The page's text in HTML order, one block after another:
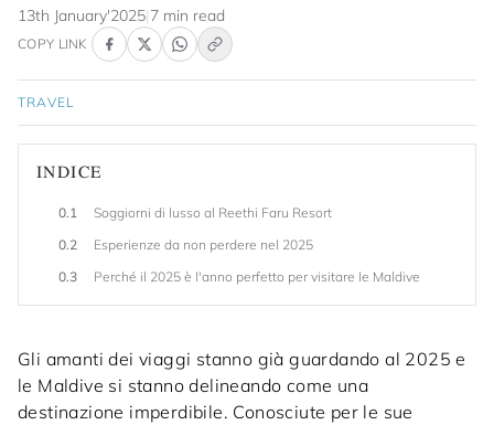
13th January'2025|7 min read
COPY LINK
TRAVEL
INDICE
0.1
Soggiorni di lusso al Reethi Faru Resort
0.2
Esperienze da non perdere nel 2025
0.3
Perché il 2025 è l'anno perfetto per visitare le Maldive
Gli amanti dei viaggi stanno già guardando al 2025 e
le Maldive si stanno delineando come una
destinazione imperdibile. Conosciute per le sue